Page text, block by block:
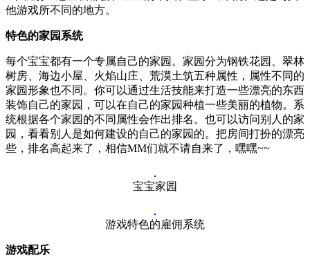
他游戏所不同的地方。
特色的家园系统
每个宝宝都有一个专属自己的家园。家园分为钢铁花园、翠林
树房、海边小屋、火焰山庄、荒漠土筑五种属性，属性不同的
家园形象也不同。你可以通过生活技能来打造一些漂亮的东西
装饰自己的家园，可以在自己的家园种植一些美丽的植物。系
统根据各个家园的不同属性会作出排名。也可以访问别人的家
园，看看别人是如何建设的自己的家园的。把房间打扮的漂亮
些，排名高起来了，相信MM们就不请自来了，嘿嘿~~
宝宝家园
游戏特色的雇佣系统
游戏配乐